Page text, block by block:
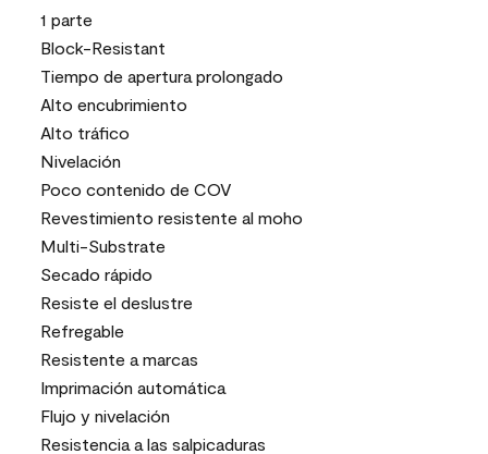
1 parte
Block-Resistant
Tiempo de apertura prolongado
Alto encubrimiento
Alto tráfico
Nivelación
Poco contenido de COV
Revestimiento resistente al moho
Multi-Substrate
Secado rápido
Resiste el deslustre
Refregable
Resistente a marcas
Imprimación automática
Flujo y nivelación
Resistencia a las salpicaduras